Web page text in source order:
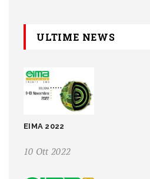
ULTIME NEWS
EIMA 2022
10 Ott 2022